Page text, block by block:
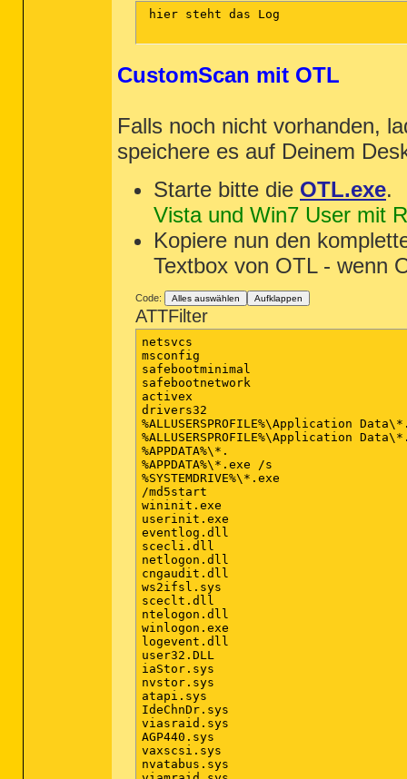
hier steht das Log
CustomScan mit OTL
Falls noch nicht vorhanden,
speichere es auf Deinem
Starte bitte die OTL.exe.
Vista und Win7 User mit
Kopiere nun den
Textbox von OTL - wenn
Code: Alles auswählen Aufklappen
ATTFilter
netsvcs
msconfig
safebootminimal
safebootnetwork
activex
drivers32
%ALLUSERSPROFILE%\Application
%ALLUSERSPROFILE%\Application
%APPDATA%\*.
%APPDATA%\*.exe /s
%SYSTEMDRIVE%\*.exe
/md5start
wininit.exe
userinit.exe
eventlog.dll
scecli.dll
netlogon.dll
cngaudit.dll
ws2ifsl.sys
sceclt.dll
ntelogon.dll
winlogon.exe
logevent.dll
user32.DLL
iaStor.sys
nvstor.sys
atapi.sys
IdeChnDr.sys
viasraid.sys
AGP440.sys
vaxscsi.sys
nvatabus.sys